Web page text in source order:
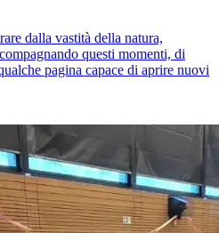
dalla vastità della natura,
questi momenti, di
pagina capace di aprire nuovi